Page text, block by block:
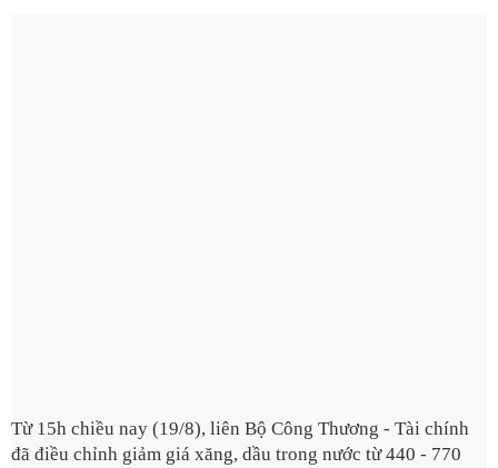
Từ 15h chiều nay (19/8), liên Bộ Công Thương - Tài chính
đã điều chỉnh giảm giá xăng, dầu trong nước từ 440 - 770